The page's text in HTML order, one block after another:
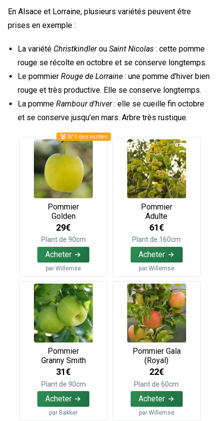
En Alsace et Lorraine, plusieurs variétés peuvent être
prises en exemple :
La variété Christkindlerou Saint Nicolas : cette pomme
rouge se récolte en octobre et se conserve longtemps.
Le pommier Rouge de Lorraine : une pomme d’hiver bien
rouge et très productive. Elle se conserve longtemps.
La pomme Rambour d’hiver: elle se cueille fin octobre
et se conserve jusqu’en mars. Arbre très rustique.
Pommier
Golden
29€
Plant de 90cm
Acheter
parWillemse
N°1 des ventes
Pommier
Adulte
61€
Plant de 160cm
Acheter
par Willemse
Pommier
Granny Smith
31€
Plant de 90cm
Acheter
par Bakker
Pommier Gala
(Royal)
22€
Plant de 60cm
Acheter
par Willemse